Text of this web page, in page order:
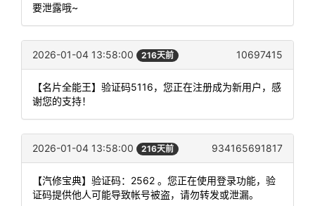
要泄露哦~
2026-01-04 13:58:00 216天前 10697415
【名片全能王】验证码5116，您正在注册成为新用户，感
谢您的支持！
2026-01-04 13:58:00 216天前 934165691817
【汽修宝典】验证码：2562 。您正在使用登录功能，验
证码提供他人可能导致帐号被盗，请勿转发或泄漏。